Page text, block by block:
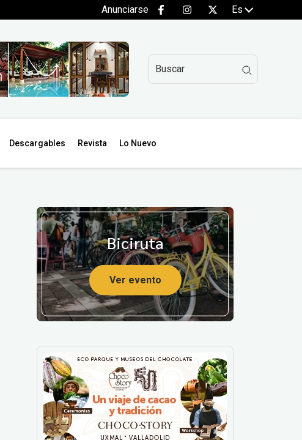
Anunciarse Es
Descargables Revista Lo Nuevo
Biciruta
Ver evento